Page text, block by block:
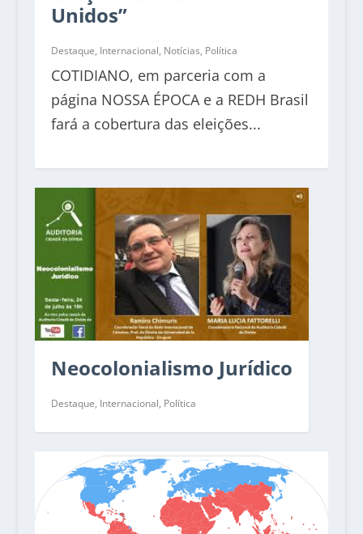
Unidos”
Destaque, Internacional, Notícias, Política
COTIDIANO, em parceria com a
página NOSSA ÉPOCA e a REDH Brasil
fará a cobertura das eleições...
Neocolonialismo Jurídico
Destaque, Internacional, Política